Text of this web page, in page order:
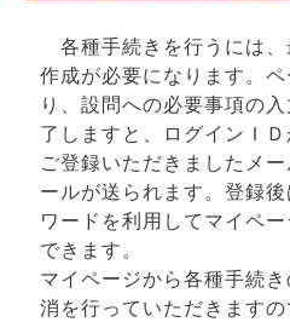
各種手続きを行うには
作成が必要になります。
り、設問への必要事項の
了しますと、ログインＩ
ご登録いただきましたメ
ールが送られます。登録
ワードを利用してマイペ
できます。
マイページから各種手続
消を行っていただきますの